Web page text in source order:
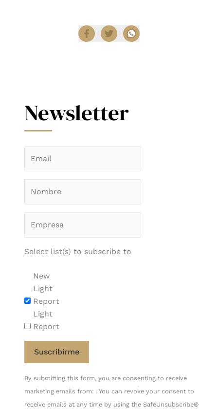
Newsletter
Select list(s) to subscribe to
New
Light
Report
Light
Report
Constant
Contact
Use.
By submitting this form, you are consenting to receive
marketing emails from: . You can revoke your consent to
receive emails at any time by using the SafeUnsubscribe®